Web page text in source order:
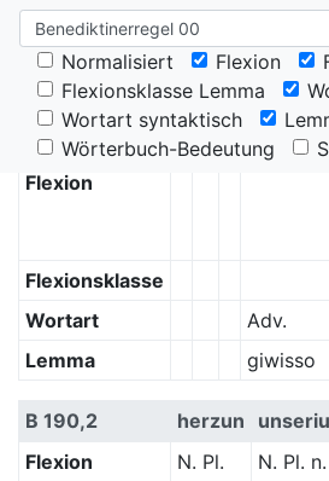
Normalisiert Flexion
Flexionsklasse Lemma
Wortart syntaktisch
Wörterbuch-Bedeutung
Benediktinerregel,
B 190,1 ( 8 )
Flexion
Flexionsklasse
Wortart
Adv.
Lemma
giwisso
B 190,2 herzun unseriu
Flexion
N. Pl. N. Pl. n.